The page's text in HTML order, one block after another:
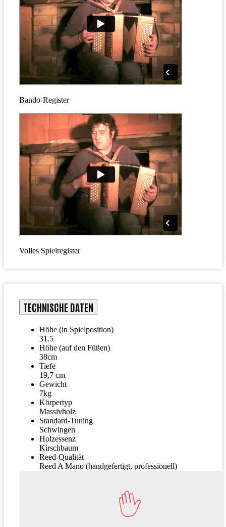
Bando-Register
Volles Spielregister
TECHNISCHE DATEN
Höhe (in Spielposition)
31.5
Höhe (auf den Füßen)
38cm
Tiefe
19,7 cm
Gewicht
7kg
Körpertyp
Massivholz
Standard-Tuning
Schwingen
Holzessenz
Kirschbaum
Reed-Qualität
Reed A Mano (handgefertigt, professionell)